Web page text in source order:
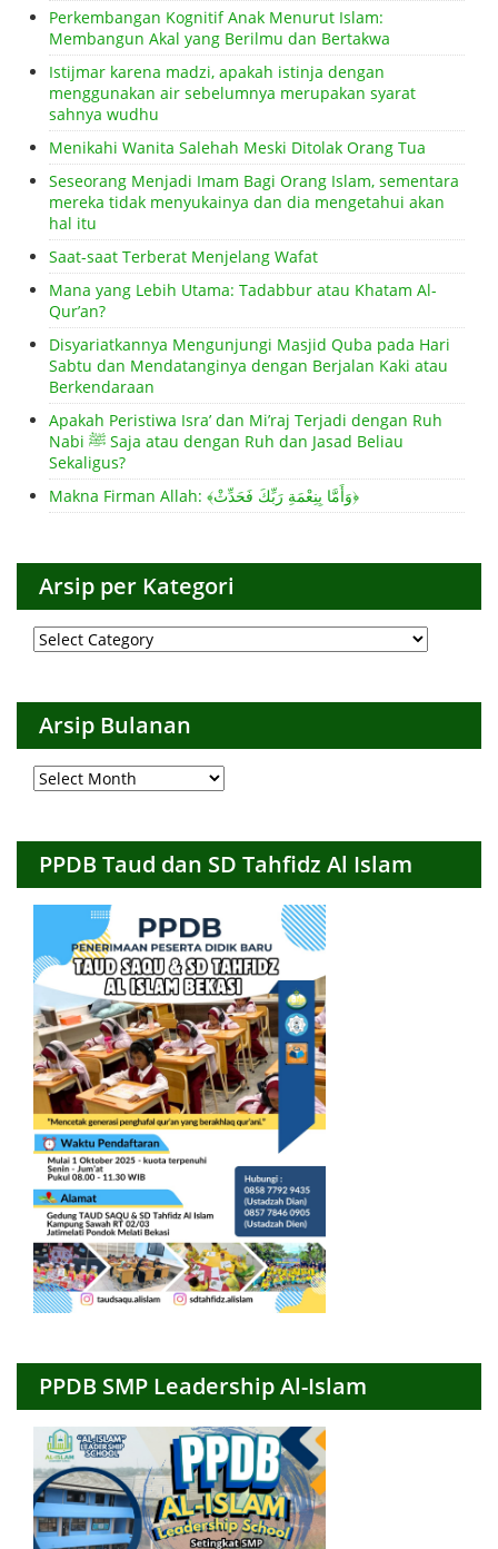
Perkembangan Kognitif Anak Menurut Islam:
Membangun Akal yang Berilmu dan Bertakwa
Istijmar karena madzi, apakah istinja dengan
menggunakan air sebelumnya merupakan syarat
sahnya wudhu
Menikahi Wanita Salehah Meski Ditolak Orang Tua
Seseorang Menjadi Imam Bagi Orang Islam, sementara
mereka tidak menyukainya dan dia mengetahui akan
hal itu
Saat-saat Terberat Menjelang Wafat
Mana yang Lebih Utama: Tadabbur atau Khatam Al-
Qur’an?
Disyariatkannya Mengunjungi Masjid Quba pada Hari
Sabtu dan Mendatanginya dengan Berjalan Kaki atau
Berkendaraan
Apakah Peristiwa Isra’ dan Mi’raj Terjadi dengan Ruh
Nabi ﷺ Saja atau dengan Ruh dan Jasad Beliau
Sekaligus?
Makna Firman Allah: ﴾وَأَمَّا بِنِعْمَةِ رَبِّكَ فَحَدِّثْ﴿
Arsip per Kategori
Arsip
per
Arsip Bulanan
Arsip
Bulanan
PPDB Taud dan SD Tahfidz Al Islam
PPDB SMP Leadership Al-Islam